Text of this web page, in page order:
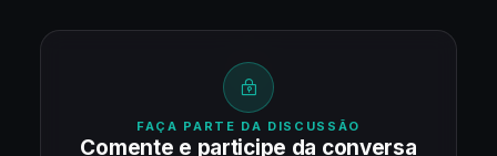
FAÇA PARTE DA DISCUSSÃO
Comente e participe da conversa